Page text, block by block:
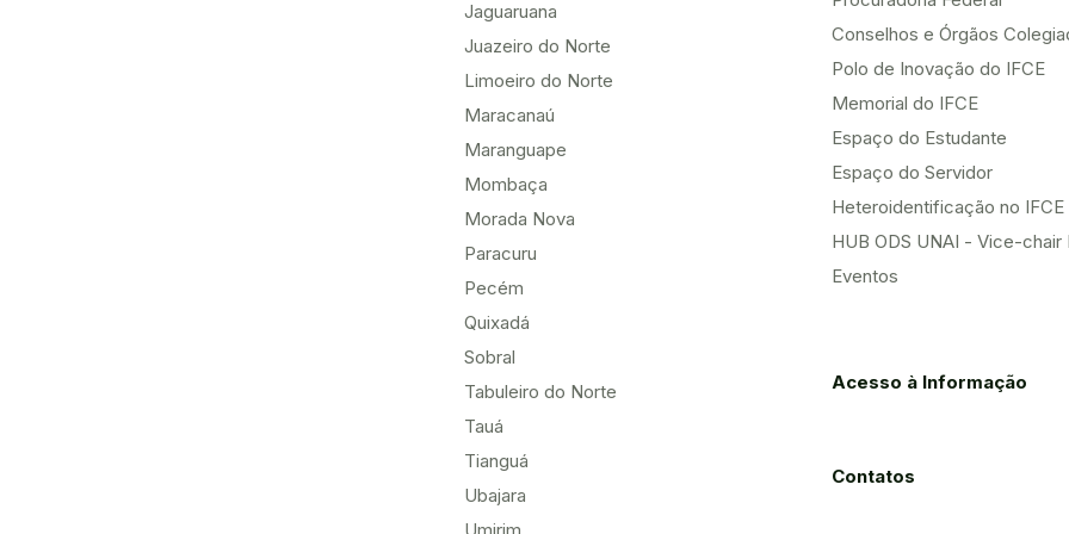
Jaguaruana
Juazeiro do Norte
Limoeiro do Norte
Maracanaú
Maranguape
Mombaça
Morada Nova
Paracuru
Pecém
Quixadá
Sobral
Tabuleiro do Norte
Tauá
Tianguá
Ubajara
Conselhos e Órgãos
Polo de Inovação do IFCE
Memorial do IFCE
Espaço do Estudante
Espaço do Servidor
Heteroidentificação no IFCE
HUB ODS UNAI - Vice-chair
Eventos
Acesso à Informação
Contatos